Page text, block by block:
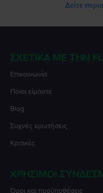
Δείτε
ΣΧΕΤΙΚΆ ΜΕ ΤΗΝ
Επικοινωνία
Ποιοι είμαστε
Blog
Συχνές ερωτήσεις
Κριτικές
ΧΡΉΣΙΜΟΙ
Όροι και προϋποθέσεις